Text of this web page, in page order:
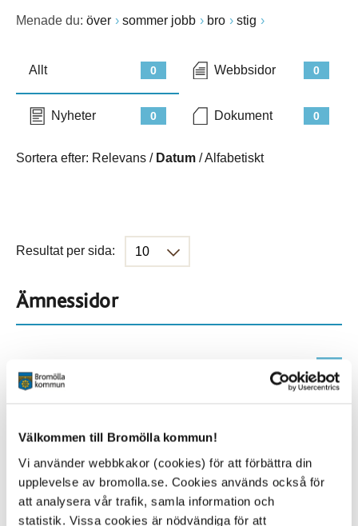
Välkommen till Bromölla kommun!
Vi använder webbkakor (cookies) för att förbättra din
upplevelse av bromolla.se. Cookies används också för
att analysera vår trafik, samla information och
statistik. Vissa cookies är nödvändiga för att
Menade du: över sommer jobb bro stig
0
Allt 0
Webbsidor
0
Nyheter 0
Dokument
Sortera efter: Relevans / Datum /Alfabetiskt
Resultat per sida:
Ämnessidor
536
Alla platser